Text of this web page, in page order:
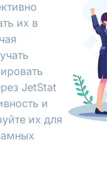
их в
JetStat
и
их для